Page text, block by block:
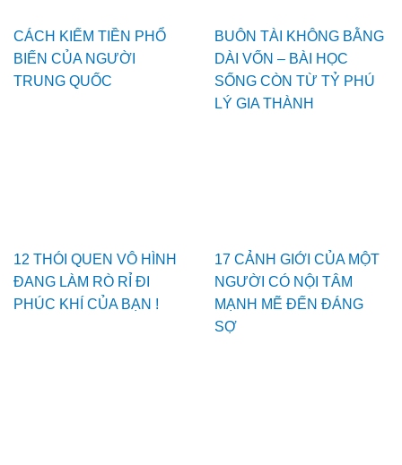
CÁCH KIẾM TIỀN PHỔ
BIẾN CỦA NGƯỜI
TRUNG QUỐC
BUÔN TÀI KHÔNG BẰNG
DÀI VỐN – BÀI HỌC
SỐNG CÒN TỪ TỶ PHÚ
LÝ GIA THÀNH
12 THÓI QUEN VÔ HÌNH
ĐANG LÀM RÒ RỈ ĐI
PHÚC KHÍ CỦA BẠN !
17 CẢNH GIỚI CỦA MỘT
NGƯỜI CÓ NỘI TÂM
MẠNH MẼ ĐẾN ĐÁNG
SỢ